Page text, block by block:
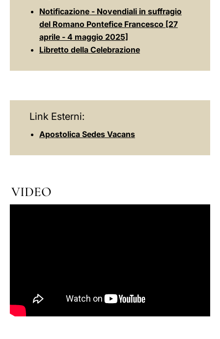
Notificazione - Novendiali in suffragio
del Romano Pontefice Francesco [27
aprile - 4 maggio 2025]
Libretto della Celebrazione
Link Esterni:
Apostolica Sedes Vacans
VIDEO